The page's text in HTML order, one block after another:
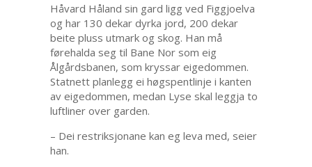
Håvard Håland sin gard ligg ved Figgjoelva
og har 130 dekar dyrka jord, 200 dekar
beite pluss utmark og skog. Han må
førehalda seg til Bane Nor som eig
Ålgårdsbanen, som kryssar eigedommen.
Statnett planlegg ei høgspentlinje i kanten
av eigedommen, medan Lyse skal leggja to
luftliner over garden.
– Dei restriksjonane kan eg leva med, seier
han.